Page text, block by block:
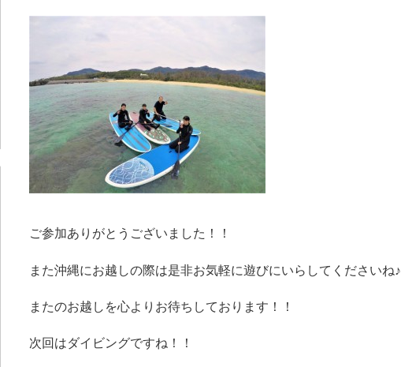
ご参加ありがとうございました！！
また沖縄にお越しの際は是非お気軽に遊びにいらしてくださいね♪
またのお越しを心よりお待ちしております！！
次回はダイビングですね！！